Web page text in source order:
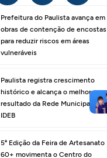
Prefeitura do Paulista avança em
obras de contenção de encostas
para reduzir riscos em áreas
vulneráveis
Paulista registra crescimento
histórico e alcança o melhor
resultado da Rede Municipal no
IDEB
5ª Edição da Feira de Artesanato
60+ movimenta o Centro do